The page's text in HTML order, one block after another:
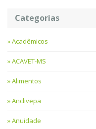
Categorias
Acadêmicos
ACAVET-MS
Alimentos
Anclivepa
Anuidade